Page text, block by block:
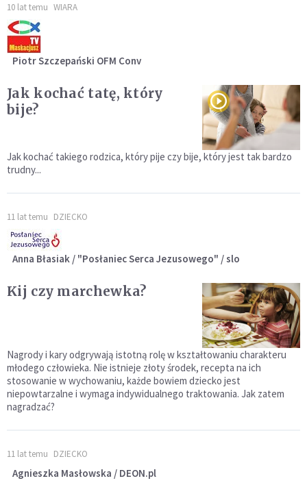
10 lat temu WIARA
Piotr Szczepański OFM Conv
Jak kochać tatę, który
bije?
Jak kochać takiego rodzica, który pije czy bije, który jest tak bardzo
trudny...
11 lat temu DZIECKO
Anna Błasiak / "Posłaniec Serca Jezusowego" / slo
Kij czy marchewka?
Nagrody i kary odgrywają istotną rolę w kształtowaniu charakteru
młodego człowieka. Nie istnieje złoty środek, recepta na ich
stosowanie w wychowaniu, każde bowiem dziecko jest
niepowtarzalne i wymaga indywidualnego traktowania. Jak zatem
nagradzać?
11 lat temu DZIECKO
Agnieszka Masłowska / DEON.pl